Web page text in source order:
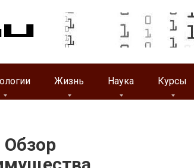
Жизнь Наука Курсы
Обзор